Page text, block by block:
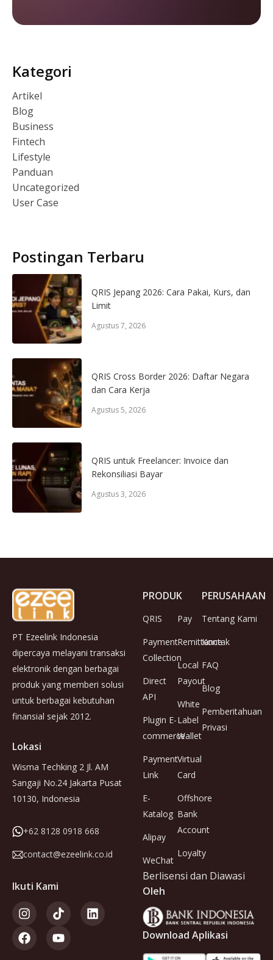
Kategori
Artikel
Blog
Business
Fintech
Lifestyle
Panduan
Uncategorized
User Case
Postingan Terbaru
QRIS Jepang 2026: Cara Pakai, Kurs, dan
Limit
Agustus 7, 2026
QRIS Cross Border 2026: Daftar Negara
dan Cara Kerja
Agustus 5, 2026
QRIS untuk Freelancer: Invoice dan
Rekonsiliasi Bayar
Agustus 3, 2026
PT Ezeelink Indonesia
dipercaya melayani transaksi
elektronik dengan berbagai
produk yang memberi solusi
untuk berbagai kebutuhan
finansial sejak 2012.
Lokasi
Wisma Techking 2 Jl. AM
Sangaji No.24 Jakarta Pusat
10130, Indonesia
+62 8128 0918 668
contact@ezeelink.co.id
Ikuti Kami
PRODUK
QRIS
Payment
Collection
Direct
API
Plugin E-
commerce
Payment
Link
E-
Katalog
Alipay
WeChat
Pay
Remittance
Local
Payout
White
Label
Wallet
Virtual
Card
Offshore
Bank
Account
Loyalty
PERUSAHAAN
Tentang Kami
Kontak
FAQ
Blog
Pemberitahuan
Privasi
Berlisensi dan Diawasi
Oleh
Download Aplikasi